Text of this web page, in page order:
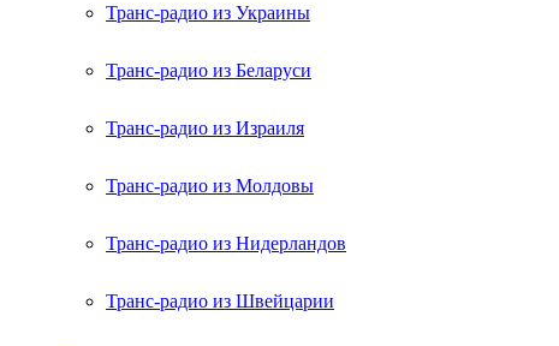
Транс-радио из Украины
Транс-радио из Беларуси
Транс-радио из Израиля
Транс-радио из Молдовы
Транс-радио из Нидерландов
Транс-радио из Швейцарии